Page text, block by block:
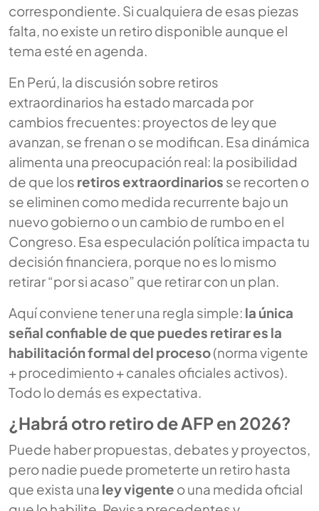
correspondiente. Si cualquiera de esas piezas
falta, no existe un retiro disponible aunque el
tema esté en agenda.
En Perú, la discusión sobre retiros
extraordinarios ha estado marcada por
cambios frecuentes: proyectos de ley que
avanzan, se frenan o se modifican. Esa dinámica
alimenta una preocupación real: la posibilidad
de que los retiros extraordinarios se recorten o
se eliminen como medida recurrente bajo un
nuevo gobierno o un cambio de rumbo en el
Congreso. Esa especulación política impacta tu
decisión financiera, porque no es lo mismo
retirar “por si acaso” que retirar con un plan.
Aquí conviene tener una regla simple: la única
señal confiable de que puedes retirar es la
habilitación formal del proceso(norma vigente
+ procedimiento + canales oficiales activos).
Todo lo demás es expectativa.
¿Habrá otro retiro de AFP en 2026?
Puede haber propuestas, debates y proyectos,
pero nadie puede prometerte un retiro hasta
que exista una ley vigente o una medida oficial